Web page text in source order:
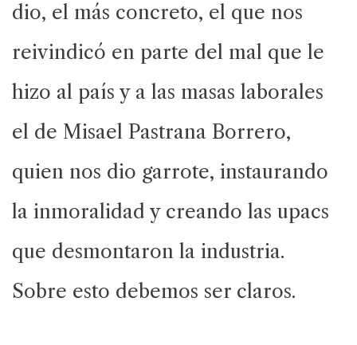
dio, el más concreto, el que nos
reivindicó en parte del mal que le
hizo al país y a las masas laborales
el de Misael Pastrana Borrero,
quien nos dio garrote, instaurando
la inmoralidad y creando las upacs
que desmontaron la industria.
Sobre esto debemos ser claros.